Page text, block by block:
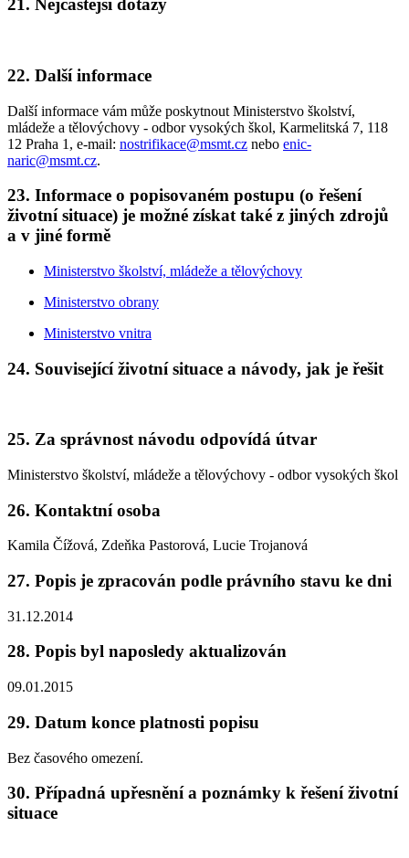
21. Nejčastější dotazy
22. Další informace
Další informace vám může poskytnout Ministerstvo školství,
mládeže a tělovýchovy - odbor vysokých škol, Karmelitská 7, 118
12 Praha 1, e-mail: nostrifikace@msmt.cz nebo enic-
naric@msmt.cz.
23. Informace o popisovaném postupu (o řešení
životní situace) je možné získat také z jiných zdrojů
a v jiné formě
Ministerstvo školství, mládeže a tělovýchovy
Ministerstvo obrany
Ministerstvo vnitra
24. Související životní situace a návody, jak je řešit
25. Za správnost návodu odpovídá útvar
Ministerstvo školství, mládeže a tělovýchovy - odbor vysokých škol
26. Kontaktní osoba
Kamila Čížová, Zdeňka Pastorová, Lucie Trojanová
27. Popis je zpracován podle právního stavu ke dni
31.12.2014
28. Popis byl naposledy aktualizován
09.01.2015
29. Datum konce platnosti popisu
Bez časového omezení.
30. Případná upřesnění a poznámky k řešení životní
situace